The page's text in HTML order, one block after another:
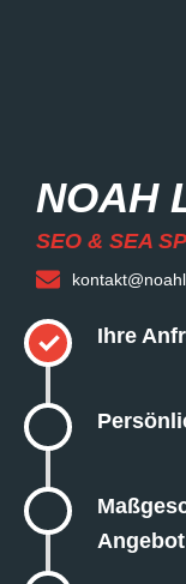
NOAH
SEO & SEA
✓ Ihre
Angebot